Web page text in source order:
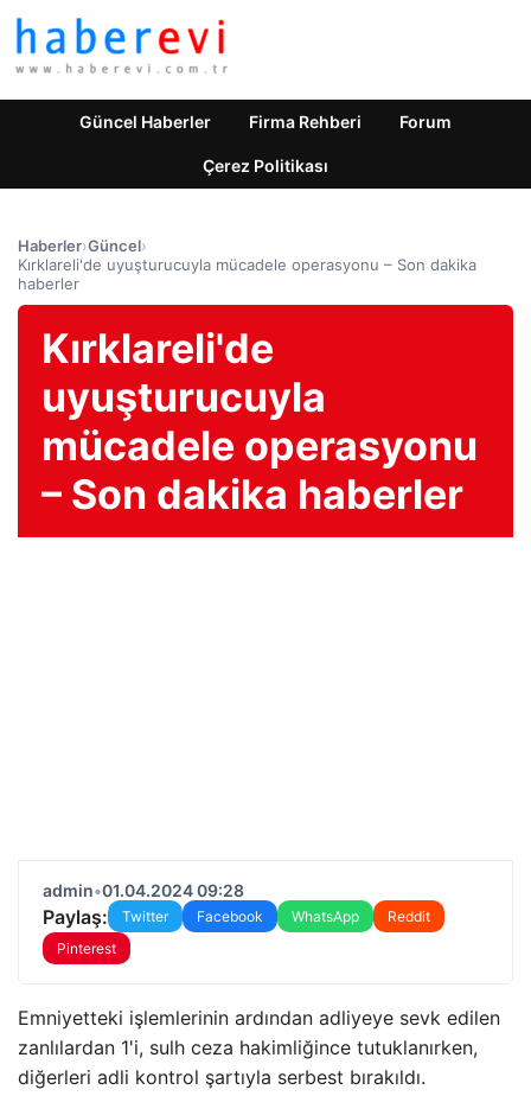
Güncel Haberler Firma Rehberi Forum
Çerez Politikası
Haberler›Güncel›
Kırklareli'de uyuşturucuyla mücadele operasyonu – Son dakika
haberler
Kırklareli'de
uyuşturucuyla
mücadele operasyonu
– Son dakika haberler
admin•01.04.2024 09:28
Paylaş: Twitter Facebook WhatsApp
Reddit
Pinterest
Emniyetteki işlemlerinin ardından adliyeye sevk edilen
zanlılardan 1'i, sulh ceza hakimliğince tutuklanırken,
diğerleri adli kontrol şartıyla serbest bırakıldı.